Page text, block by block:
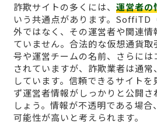
詐欺サイトの多くには、 運営者の
いう共通点があります。
外ではなく、その運営者や関連
ていません。合法的な仮想通貨
号や運営チームの名前、さらには
されていますが、詐欺業者は通
しています。信頼できるサイトを
ず運営者情報がしっかりと公開さ
しょう。情報が不透明である場
可能性が高いと考えられます。